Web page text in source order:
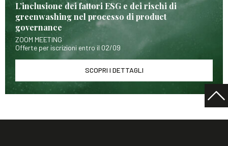
L’inclusione dei fattori ESG e dei rischi di
greenwashing nel processo di product
governance
ZOOM MEETING
Offerte per iscrizioni entro il 02/09
SCOPRI I DETTAGLI